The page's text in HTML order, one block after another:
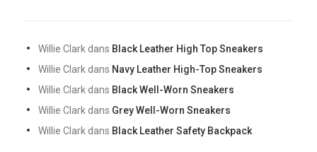
Willie Clark dans Black Leather High Top Sneakers
Willie Clark dans Navy Leather High-Top Sneakers
Willie Clark dans Black Well-Worn Sneakers
Willie Clark dans Grey Well-Worn Sneakers
Willie Clark dans Black Leather Safety Backpack